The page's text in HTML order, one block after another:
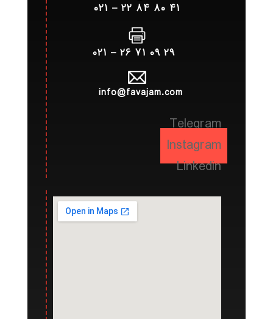
۴۱ ۸۰ ۸۴ ۲۲ – ۰۲۱
۲۹ ۰۹ ۷۱ ۲۶ – ۰۲۱
info@favajam.com
Telegram
Instagram
Linkedin